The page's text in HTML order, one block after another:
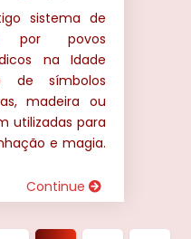
sistema de
por povos
na Idade
de símbolos
madeira ou
utilizadas para
e magia.
Continue